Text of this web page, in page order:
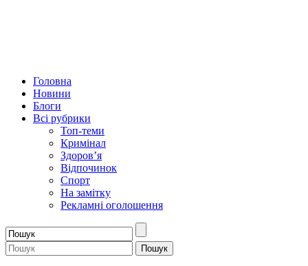
Головна
Новини
Блоги
Всі рубрики
Топ-теми
Кримінал
Здоров’я
Відпочинок
Спорт
На замітку
Рекламні оголошення